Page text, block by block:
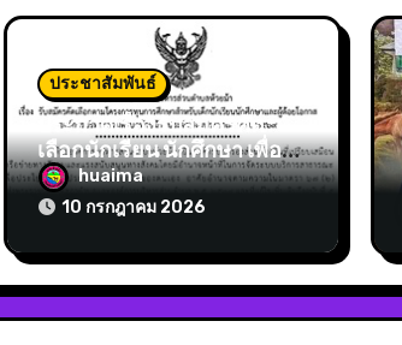
ประชาสัมพันธ์
ประกาศเรื่องรับสมัครคัด
เลือกนักเรียน นักศึกษา เพื่อ
ขอรับทุนการศึกษา ตาม
โครงการทุนการศึกษา
สำหรับเด็กนักเรียนนักศึกษา
และผู้ด้อยโอกาสองค์การ
ประจำปีงบประมาณ พ.ศ.
2569
huaima
10 กรกฎาคม 2026